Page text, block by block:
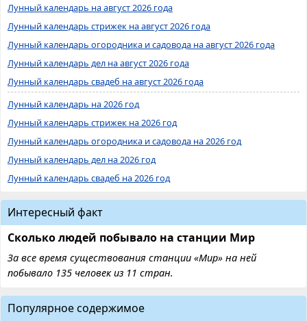
Лунный календарь на август 2026 года
Лунный календарь стрижек на август 2026 года
Лунный календарь огородника и садовода на август 2026 года
Лунный календарь дел на август 2026 года
Лунный календарь свадеб на август 2026 года
Лунный календарь на 2026 год
Лунный календарь стрижек на 2026 год
Лунный календарь огородника и садовода на 2026 год
Лунный календарь дел на 2026 год
Лунный календарь свадеб на 2026 год
Интересный факт
Сколько людей побывало на станции Мир
За все время существования станции «Мир» на ней
побывало 135 человек из 11 стран.
Популярное содержимое